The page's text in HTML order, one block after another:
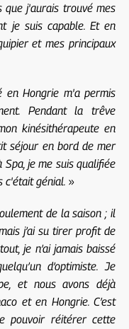
j'aurais trouvé mes
je suis capable. Et en
et mes principaux
Hongrie m'a permis
Pendant la trêve
kinésithérapeute en
séjour en bord de mer
je me suis qualifiée
c'était génial. »
de la saison ; il
j’ai su tirer profit de
je n’ai jamais baissé
d’optimiste. Je
et nous avons déjà
et en Hongrie. C’est
pouvoir réitérer cette